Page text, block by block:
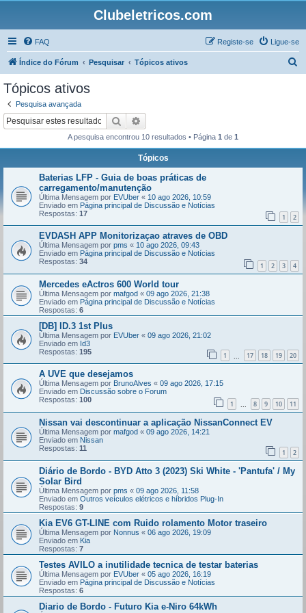
Clubeletricos.com
FAQ Ligue-se
Registe-se
Índice do Fórum Pesquisar Tópicos ativos
Tópicos ativos
Pesquisa avançada
Pesquisar
A pesquisa encontrou 10 resultados • Página 1 de 1
Tópicos
Baterias LFP - Guia de boas práticas de
carregamento/manutenção
Última Mensagem por EVUber « 10 ago 2026, 10:59
Enviado em Página principal de Discussão e Notícias
Respostas: 17 1 2
EVDASH APP Monitorizaçao atraves de OBD
Última Mensagem por pms « 10 ago 2026, 09:43
Enviado em Página principal de Discussão e Notícias
Respostas: 34 1 2 3 4
Mercedes eActros 600 World tour
Última Mensagem por mafgod « 09 ago 2026, 21:38
Enviado em Página principal de Discussão e Notícias
Respostas: 6
[DB] ID.3 1st Plus
Última Mensagem por EVUber « 09 ago 2026, 21:02
Enviado em Id3
Respostas: 195 1 17 18 19 20
A UVE que desejamos
Última Mensagem por BrunoAlves « 09 ago 2026, 17:15
Enviado em Discussão sobre o Forum
Respostas: 100 1 8 9 10 11
Nissan vai descontinuar a aplicação NissanConnect EV
Última Mensagem por mafgod « 09 ago 2026, 14:21
Enviado em Nissan
Respostas: 11 1 2
Diário de Bordo - BYD Atto 3 (2023) Ski White - 'Pantufa' / My
Solar Bird
Última Mensagem por pms « 09 ago 2026, 11:58
Enviado em Outros veículos elétricos e híbridos Plug-In
Respostas: 9
Kia EV6 GT-LINE com Ruido rolamento Motor traseiro
Última Mensagem por Nonnus « 06 ago 2026, 19:09
Enviado em Kia
Respostas: 7
Testes AVILO a inutilidade tecnica de testar baterias
Última Mensagem por EVUber « 05 ago 2026, 16:19
Enviado em Página principal de Discussão e Notícias
Respostas: 6
Diario de Bordo - Futuro Kia e-Niro 64kWh